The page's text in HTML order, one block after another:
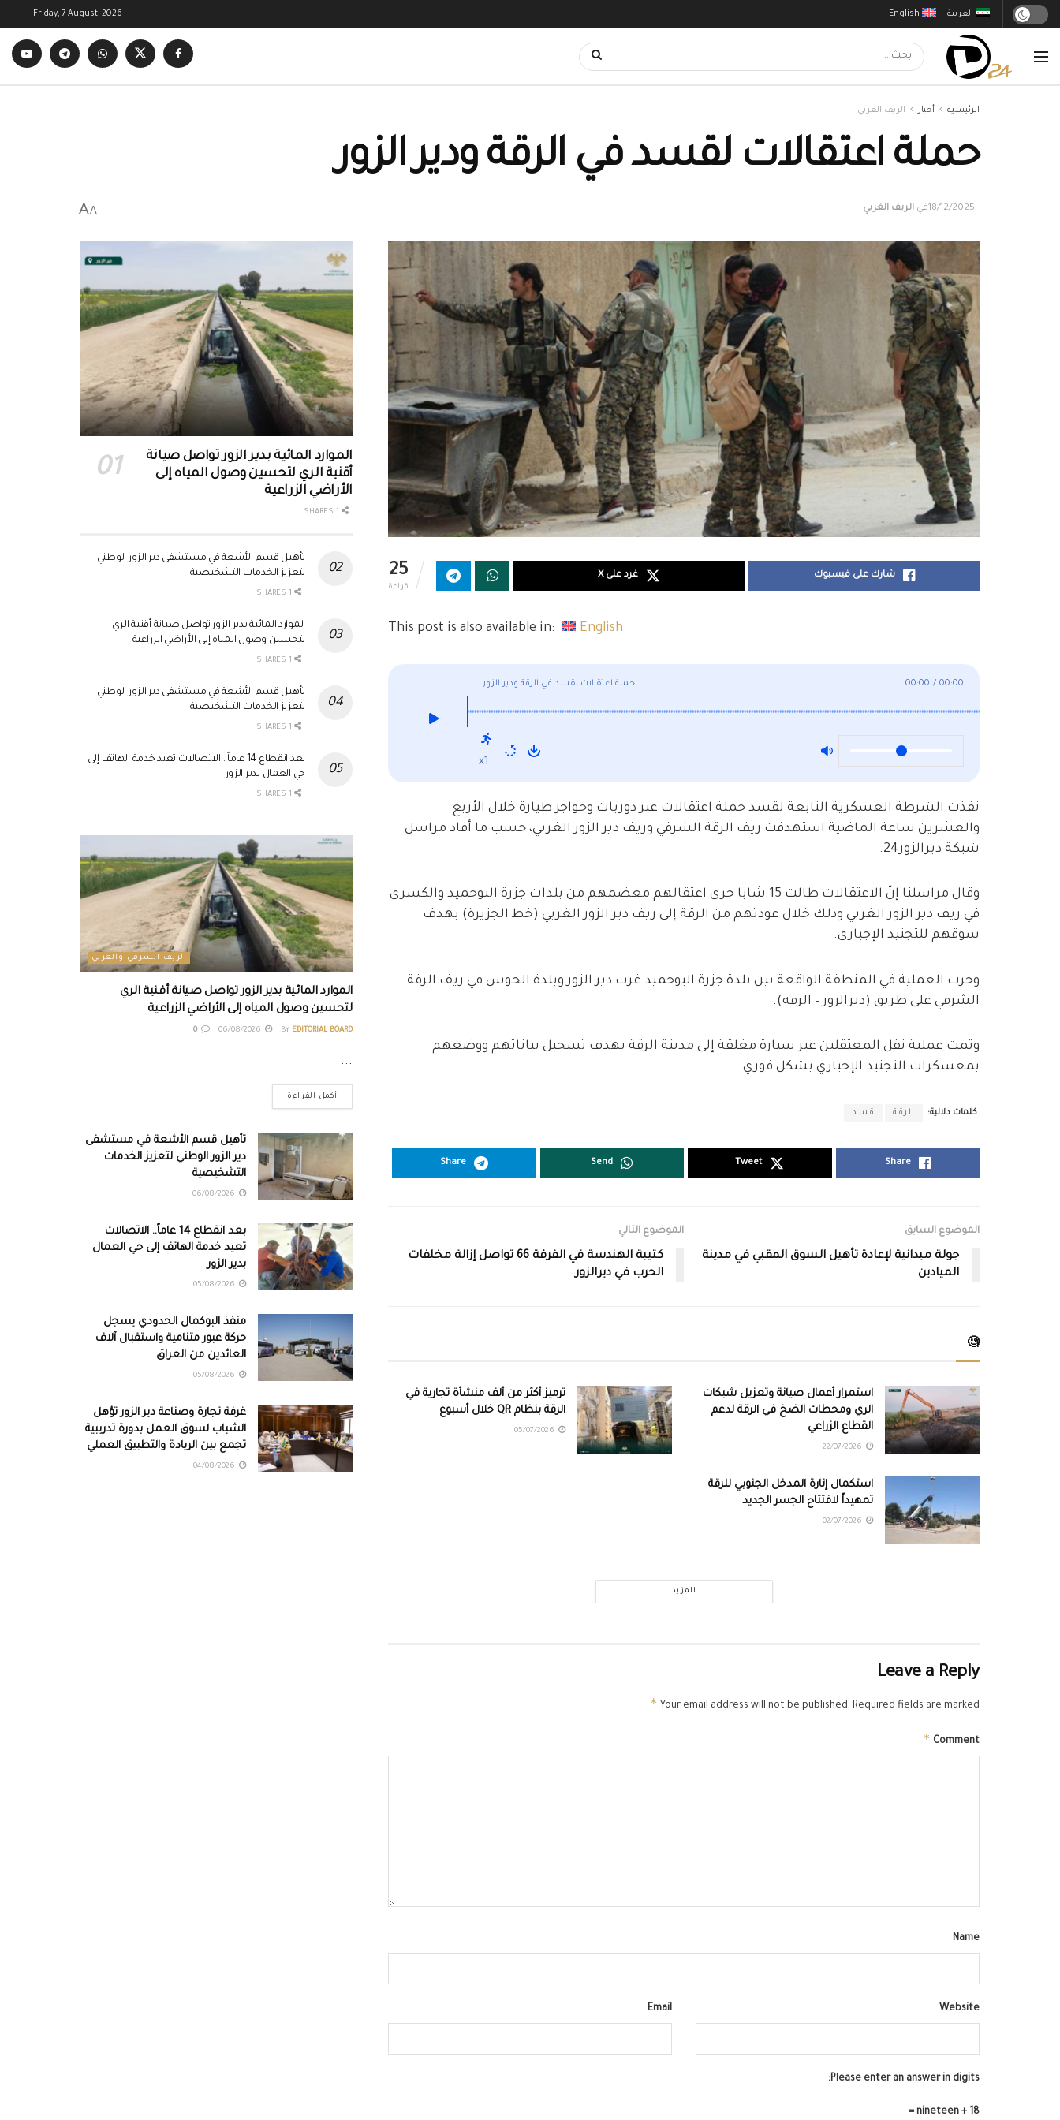
English العربية Friday, 7 August, 2026
الرئيسية أخبار الريف الغربي
حملة اعتقالات لقسد في الرقة ودير الزور
18/12/2025 في الريف الغربي A
A
25
قراءة
شارك على فيسبوك غرد على X
This post is also available in: English
حملة اعتقالات لقسد في الرقة ودير الزور 00:00 / 00:00
x1
نفذت الشرطة العسكرية التابعة لقسد حملة اعتقالات عبر دوريات وحواجز طيارة خلال الأربع
والعشرين ساعة الماضية استهدفت ريف الرقة الشرقي وريف دير الزور الغربي، حسب ما أفاد مراسل
شبكة ديرالزور24.
وقال مراسلنا إنّ الاعتقالات طالت 15 شابا جرى اعتقالهم معضمهم من بلدات جزرة البوحميد والكسرى
في ريف دير الزور الغربي وذلك خلال عودتهم من الرقة إلى ريف دير الزور الغربي (خط الجزيرة) بهدف
سوقهم للتجنيد الإجباري.
وجرت العملية في المنطقة الواقعة بين بلدة جزرة البوحميد غرب دير الزور وبلدة الحوس في ريف الرقة
الشرقي على طريق (ديرالزور – الرقة).
وتمت عملية نقل المعتقلين عبر سيارة مغلقة إلى مدينة الرقة بهدف تسجيل بياناتهم ووضعهم
بمعسكرات التجنيد الإجباري بشكل فوري.
كلمات دلالية: الرقة قسد
Share
Tweet
Send
Share
الموضوع السابق
جولة ميدانية لإعادة تأهيل السوق المقبي في مدينة
الميادين
الموضوع التالي
كتيبة الهندسة في الفرقة 66 تواصل إزالة مخلفات
الحرب في ديرالزور
🧐
استمرار أعمال صيانة وتعزيل شبكات
الري ومحطات الضخ في الرقة لدعم
القطاع الزراعي
ترميز أكثر من ألف منشأة تجارية في
الرقة بنظام QR خلال أسبوع
استكمال إنارة المدخل الجنوبي للرقة
تمهيداً لافتتاح الجسر الجديد
المزيد
Leave a Reply
Your email address will not be published. Required fields are marked
*
Comment
*
Name
Email Website
Please enter an answer in digits:
nineteen + 18 =
الموارد المائية بدير الزور تواصل صيانة
أقنية الري لتحسين وصول المياه إلى
الأراضي الزراعية
تأهيل قسم الأشعة في مستشفى دير الزور الوطني
لتعزيز الخدمات التشخيصية
الموارد المائية بدير الزور تواصل صيانة أقنية الري
لتحسين وصول المياه إلى الأراضي الزراعية
تأهيل قسم الأشعة في مستشفى دير الزور الوطني
لتعزيز الخدمات التشخيصية
بعد انقطاع 14 عاماً.. الاتصالات تعيد خدمة الهاتف إلى
حي العمال بدير الزور
الريف الشرقي والغربي
الموارد المائية بدير الزور تواصل صيانة أقنية الري
لتحسين وصول المياه إلى الأراضي الزراعية
BY EDITORIAL BOARD
0
...
أكمل القراءة
تأهيل قسم الأشعة في مستشفى
دير الزور الوطني لتعزيز الخدمات
التشخيصية
بعد انقطاع 14 عاماً.. الاتصالات
تعيد خدمة الهاتف إلى حي العمال
بدير الزور
منفذ البوكمال الحدودي يسجل
حركة عبور متنامية واستقبال آلاف
العائدين من العراق
غرفة تجارة وصناعة دير الزور تؤهل
الشباب لسوق العمل بدورة تدريبية
تجمع بين الريادة والتطبيق العملي